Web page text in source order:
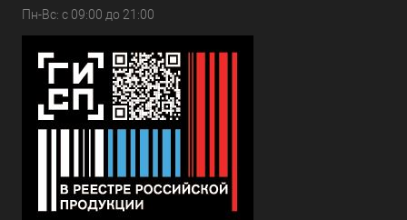
Пн-Вс: с 09:00 до 21:00